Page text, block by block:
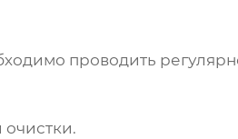
проводить